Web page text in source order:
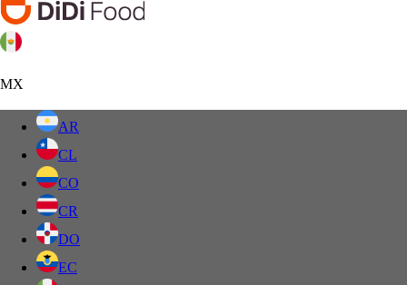
MX
AR
CL
CO
CR
DO
EC